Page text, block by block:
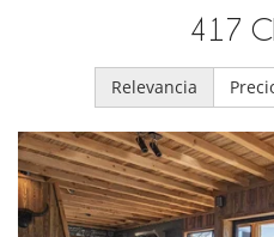
417
Relevancia